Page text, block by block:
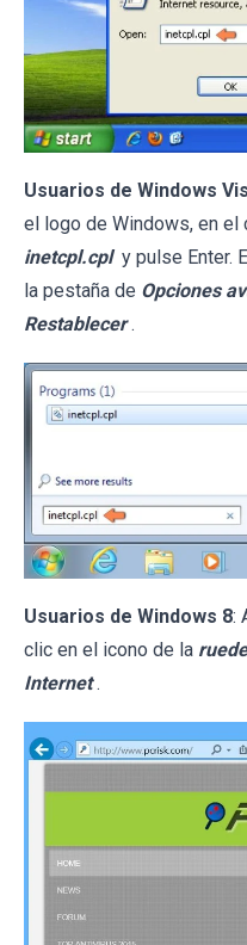
Usuarios de Windows
el logo de Windows, en el
inetcpl.cpl y pulse Enter.
la pestaña de Opciones
Restablecer .
Usuarios de Windows 8:
clic en el icono de la
Internet .